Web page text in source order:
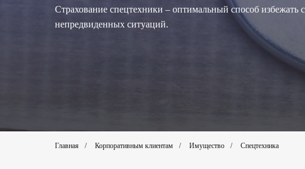
Страхование спецтехники – оптимальный способ
непредвиденных ситуаций.
Главная / Корпоративным клиентам / Имущество / Спецтехника